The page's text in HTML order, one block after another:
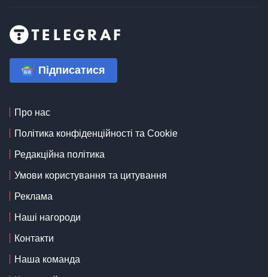
Підписатися
Про нас
Політика конфіденційності та Cookie
Редакційна політика
Умови користування та цитування
Реклама
Наші нагороди
Контакти
Наша команда